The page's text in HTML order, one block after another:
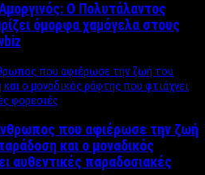
O Πολυτάλαντος
όμορφα χαμόγελα στους
που αφιέρωσε την ζωή
και ο μοναδικός
αυθεντικές παραδοσιακές